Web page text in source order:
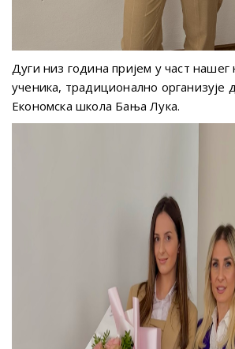
Дуги низ година пријем у част нашег
ученика, традиционално организује
Економска школа Бања Лука.